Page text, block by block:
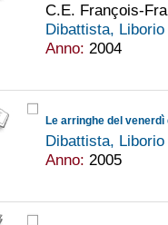
C.E. François-
Dibattista, Liborio
Anno: 2004
Le arringhe del venerdì
Dibattista, Liborio
Anno: 2005